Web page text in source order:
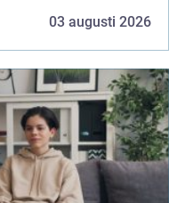
03 augusti 2026